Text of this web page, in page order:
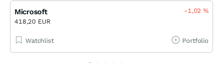
Microsoft
418,20 EUR
-1,02%
Watchlist Portfolio